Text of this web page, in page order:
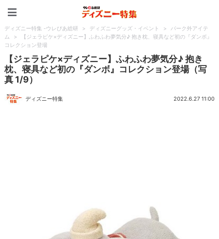
ディズニー特集 -ウレぴあ総研 > ディズニーグッズ・イベント >
パーク外アイテ
ム
>
【ジェラピケ×ディズニー】ふわふわ夢気分♪ 抱き枕、寝具など初の『ダンボ』
コレクション登場
【ジェラピケ×ディズニー】ふわふわ夢気分♪ 抱き
枕、寝具など初の『ダンボ』コレクション登場（写
真 1/9）
ディズニー特集 2022.6.27 11:00